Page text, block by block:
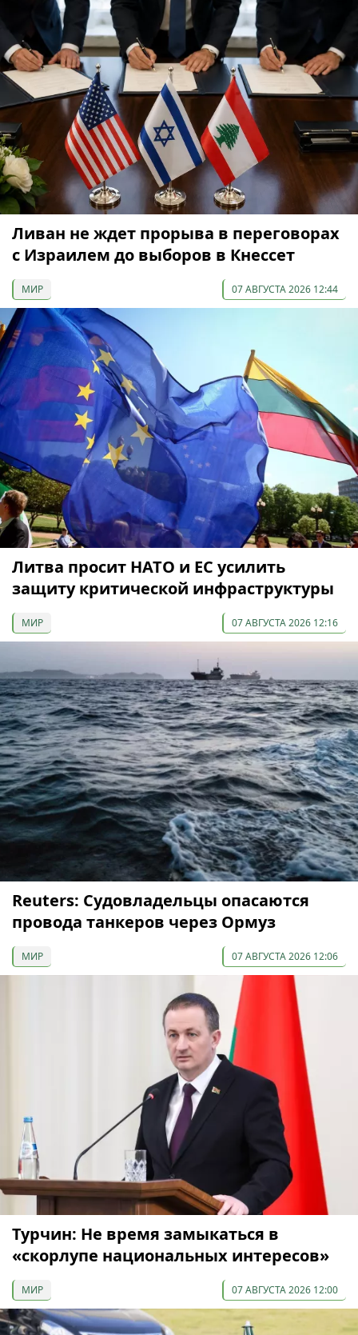
Ливан не ждет прорыва в переговорах
с Израилем до выборов в Кнессет
МИР 07 АВГУСТА 2026 12:44
Литва просит НАТО и ЕС усилить
защиту критической инфраструктуры
МИР 07 АВГУСТА 2026 12:16
Reuters: Судовладельцы опасаются
провода танкеров через Ормуз
МИР 07 АВГУСТА 2026 12:06
Турчин: Не время замыкаться в
«скорлупе национальных интересов»
МИР 07 АВГУСТА 2026 12:00